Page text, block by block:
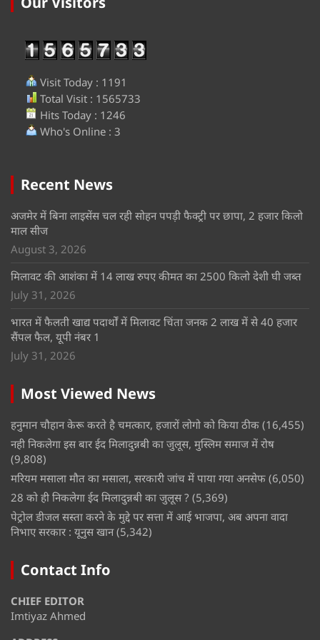
Visit Today : 1191
Total Visit : 1565733
Hits Today : 1246
Who's Online : 3
Recent News
अजमेर में बिना लाइसेंस चल रही सोहन पपड़ी फैक्ट्री पर छापा, 2 हजार किलो
माल सीज
August 3, 2026
मिलावट की आशंका में 14 लाख रुपए कीमत का 2500 किलो देशी घी जब्त
July 31, 2026
भारत में फैलती खाद्य पदार्थों में मिलावट चिंता जनक 2 लाख में से 40 हजार
सैंपल फैल, यूपी नंबर 1
July 31, 2026
Most Viewed News
हनुमान चौहान केरू करते है चमत्कार, हजारों लोगो को किया ठीक (16,455)
नही निकलेगा इस बार ईद मिलादुन्नबी का जुलूस, मुस्लिम समाज में रोष
(9,808)
मरियम मसाला मौत का मसाला, सरकारी जांच में पाया गया अनसेफ (6,050)
28 को ही निकलेगा ईद मिलादुन्नबी का जुलूस ? (5,369)
पेट्रोल डीजल सस्ता करने के मुद्दे पर सत्ता में आई भाजपा, अब अपना वादा
निभाए सरकार : यूनुस खान (5,342)
Contact Info
CHIEF EDITOR
Imtiyaz Ahmed